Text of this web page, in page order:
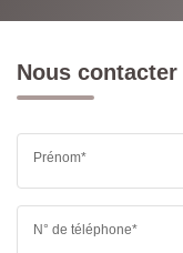
Nous contacter
Prénom*
N° de téléphone*